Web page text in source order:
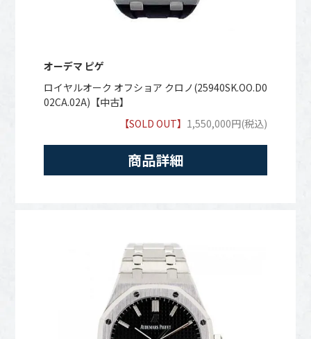
オーデマ ピゲ
ロイヤルオーク オフショア クロノ(25940SK.OO.D0
02CA.02A)【中古】
【SOLD OUT】 1,550,000円(税込)
商品詳細